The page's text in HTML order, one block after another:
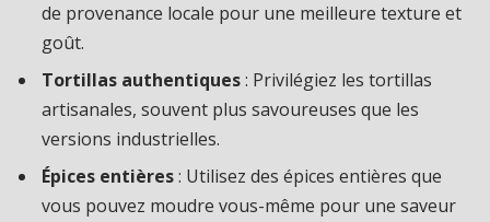
de provenance locale pour une meilleure texture et
goût.
Tortillas authentiques: Privilégiez les tortillas
artisanales, souvent plus savoureuses que les
versions industrielles.
Épices entières: Utilisez des épices entières que
vous pouvez moudre vous-même pour une saveur